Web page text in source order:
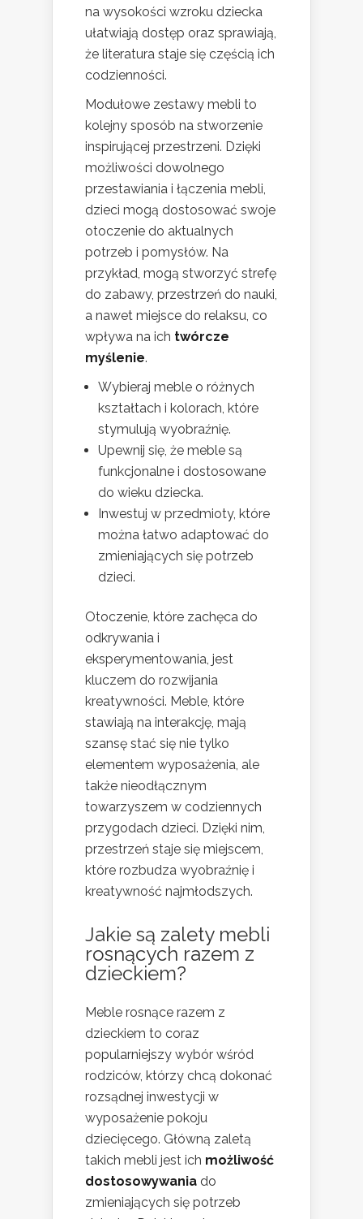
na wysokości wzroku dziecka
ułatwiają dostęp oraz sprawiają,
że literatura staje się częścią ich
codzienności.
Modułowe zestawy mebli to
kolejny sposób na stworzenie
inspirującej przestrzeni. Dzięki
możliwości dowolnego
przestawiania i łączenia mebli,
dzieci mogą dostosować swoje
otoczenie do aktualnych
potrzeb i pomysłów. Na
przykład, mogą stworzyć strefę
do zabawy, przestrzeń do nauki,
a nawet miejsce do relaksu, co
wpływa na ich twórcze
myślenie.
Wybieraj meble o różnych
kształtach i kolorach, które
stymulują wyobraźnię.
Upewnij się, że meble są
funkcjonalne i dostosowane
do wieku dziecka.
Inwestuj w przedmioty, które
można łatwo adaptować do
zmieniających się potrzeb
dzieci.
Otoczenie, które zachęca do
odkrywania i
eksperymentowania, jest
kluczem do rozwijania
kreatywności. Meble, które
stawiają na interakcję, mają
szansę stać się nie tylko
elementem wyposażenia, ale
także nieodłącznym
towarzyszem w codziennych
przygodach dzieci. Dzięki nim,
przestrzeń staje się miejscem,
które rozbudza wyobraźnię i
kreatywność najmłodszych.
Jakie są zalety mebli
rosnących razem z
dzieckiem?
Meble rosnące razem z
dzieckiem to coraz
popularniejszy wybór wśród
rodziców, którzy chcą dokonać
rozsądnej inwestycji w
wyposażenie pokoju
dziecięcego. Główną zaletą
takich mebli jest ich możliwość
dostosowywania do
zmieniających się potrzeb